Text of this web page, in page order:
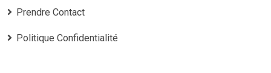
Prendre Contact
Politique Confidentialité